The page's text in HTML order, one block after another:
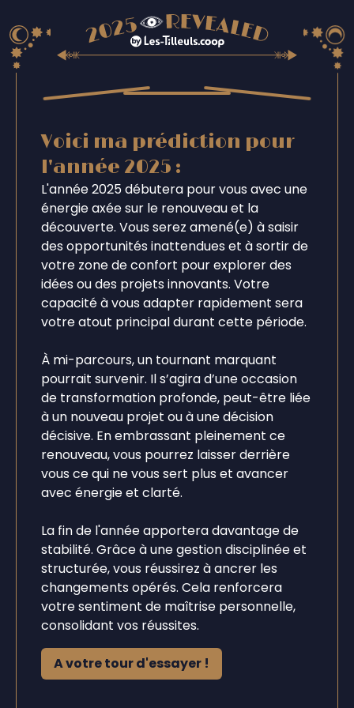
Voici ma prédiction pour
l'année 2025 :
L'année 2025 débutera pour vous avec une
énergie axée sur le renouveau et la
découverte. Vous serez amené(e) à saisir
des opportunités inattendues et à sortir de
votre zone de confort pour explorer des
idées ou des projets innovants. Votre
capacité à vous adapter rapidement sera
votre atout principal durant cette période.
À mi-parcours, un tournant marquant
pourrait survenir. Il s’agira d’une occasion
de transformation profonde, peut-être liée
à un nouveau projet ou à une décision
décisive. En embrassant pleinement ce
renouveau, vous pourrez laisser derrière
vous ce qui ne vous sert plus et avancer
avec énergie et clarté.
La fin de l'année apportera davantage de
stabilité. Grâce à une gestion disciplinée et
structurée, vous réussirez à ancrer les
changements opérés. Cela renforcera
votre sentiment de maîtrise personnelle,
consolidant vos réussites.
A votre tour d'essayer !